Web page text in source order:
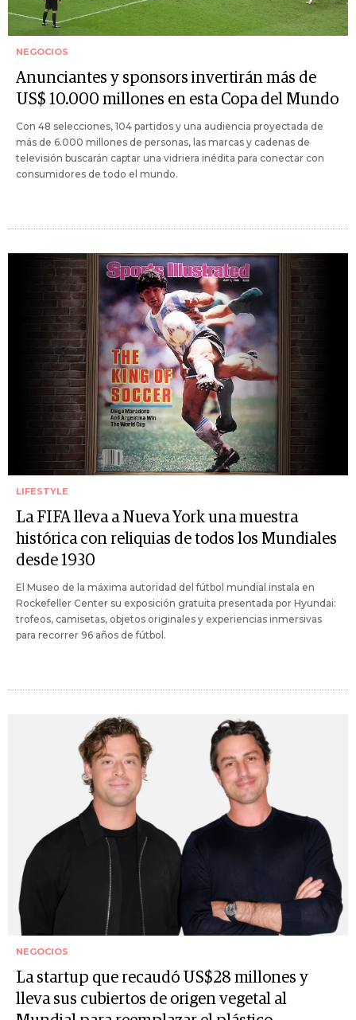
NEGOCIOS
Anunciantes y sponsors invertirán más de
US$ 10.000 millones en esta Copa del Mundo
Con 48 selecciones, 104 partidos y una audiencia proyectada de
más de 6.000 millones de personas, las marcas y cadenas de
televisión buscarán captar una vidriera inédita para conectar con
consumidores de todo el mundo.
LIFESTYLE
La FIFA lleva a Nueva York una muestra
histórica con reliquias de todos los Mundiales
desde 1930
El Museo de la máxima autoridad del fútbol mundial instala en
Rockefeller Center su exposición gratuita presentada por Hyundai:
trofeos, camisetas, objetos originales y experiencias inmersivas
para recorrer 96 años de fútbol.
NEGOCIOS
La startup que recaudó US$28 millones y
lleva sus cubiertos de origen vegetal al